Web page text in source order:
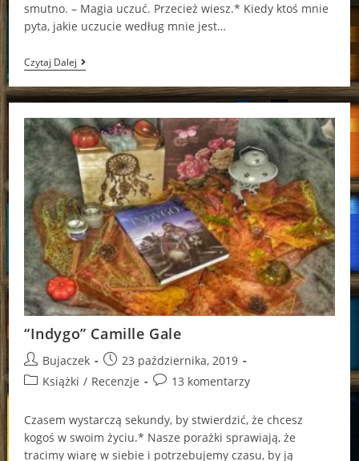
smutno. – Magia uczuć. Przecież wiesz.* Kiedy ktoś mnie
pyta, jakie uczucie według mnie jest…
Czytaj DalejCyjan
Camille
Gale
“Indygo” Camille Gale
Post
author:
Bujaczek
Post
published:
23 października, 2019
PostKsiążki / Recenzje
Post13 komentarzy
Czasem wystarczą sekundy, by stwierdzić, że chcesz
kogoś w swoim życiu.* Nasze porażki sprawiają, że
tracimy wiarę w siebie i potrzebujemy czasu, by ją